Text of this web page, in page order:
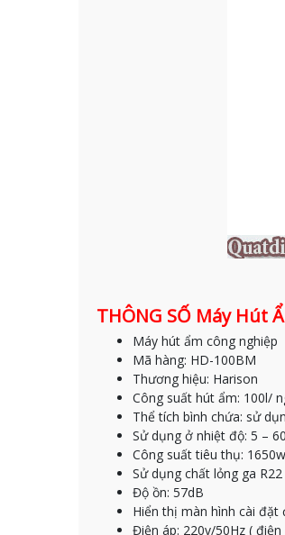
THÔNG SỐ Máy Hút
Máy hút ẩm công nghiệp
Mã hàng: HD-100BM
Thương hiệu: Harison
Công suất hút ẩm: 100l/
Thể tích bình chứa: sử
Sử dụng ở nhiệt độ: 5 –
Công suất tiêu thụ: 1650w
Sử dụng chất lỏng ga R22
Độ ồn: 57dB
Hiển thị màn hình cài
Điện áp: 220v/50Hz ( điện